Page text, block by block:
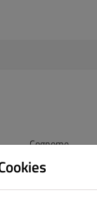
Cognome